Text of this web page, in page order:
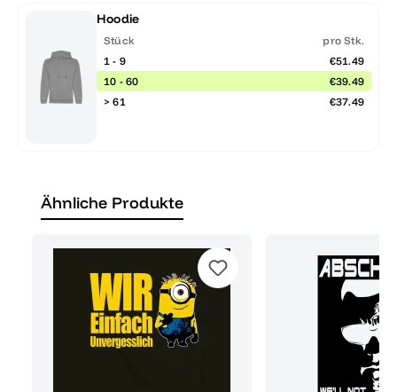
Hoodie
Stück
pro Stk.
1 - 9
€51.49
10 - 60
€39.49
> 61
€37.49
Ähnliche Produkte